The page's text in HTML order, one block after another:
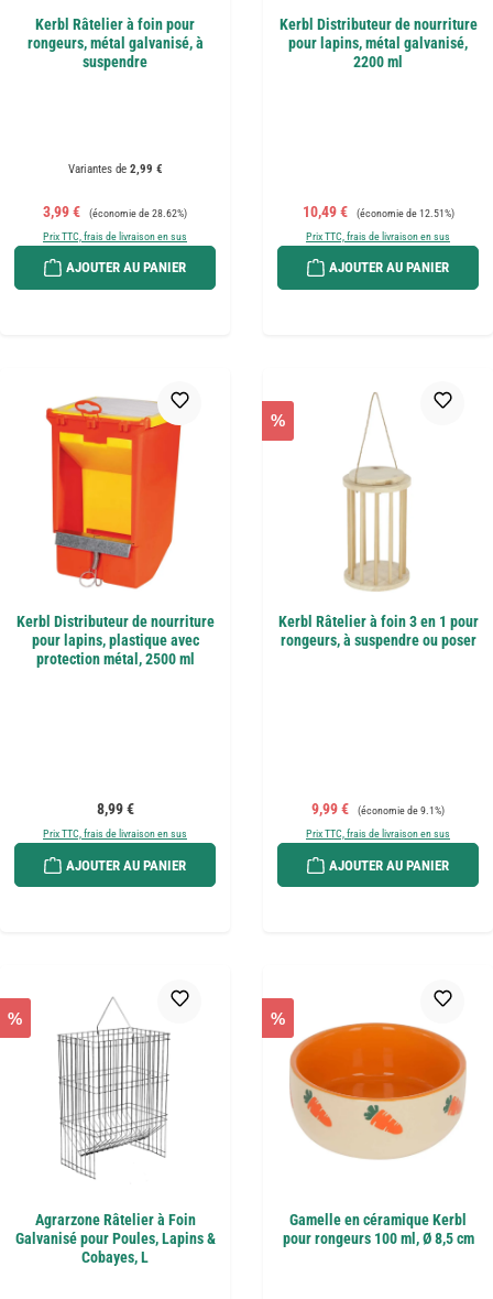
Kerbl Râtelier à foin pour
rongeurs, métal galvanisé, à
suspendre
Variantes de2,99 €
Prix de vente :
3,99 € Prix régulier :
(économie de 28.62%)
Prix TTC, frais de livraison en sus
AJOUTER AU PANIER
Kerbl Distributeur de nourriture
pour lapins, métal galvanisé,
2200 ml
Prix de vente :
10,49 € Prix régulier :
(économie de 12.51%)
Prix TTC, frais de livraison en sus
AJOUTER AU PANIER
Kerbl Distributeur de nourriture
pour lapins, plastique avec
protection métal, 2500 ml
Prix régulier :
8,99 €
Prix TTC, frais de livraison en sus
AJOUTER AU PANIER
%
Kerbl Râtelier à foin 3 en 1 pour
rongeurs, à suspendre ou poser
Prix de vente :
9,99 € Prix régulier :
(économie de 9.1%)
Prix TTC, frais de livraison en sus
AJOUTER AU PANIER
%
Agrarzone Râtelier à Foin
Galvanisé pour Poules, Lapins &
Cobayes, L
%
Gamelle en céramique Kerbl
pour rongeurs 100 ml, Ø 8,5 cm